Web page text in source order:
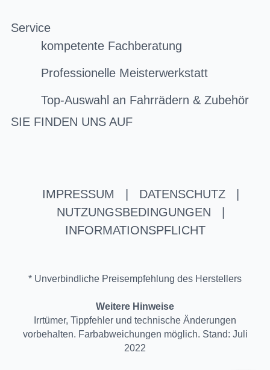
Service
kompetente Fachberatung
Professionelle Meisterwerkstatt
Top-Auswahl an Fahrrädern & Zubehör
SIE FINDEN UNS AUF
IMPRESSUM DATENSCHUTZ
NUTZUNGSBEDINGUNGEN
INFORMATIONSPFLICHT
* Unverbindliche Preisempfehlung des Herstellers
Weitere Hinweise
Irrtümer, Tippfehler und technische Änderungen
vorbehalten. Farbabweichungen möglich. Stand: Juli
2022